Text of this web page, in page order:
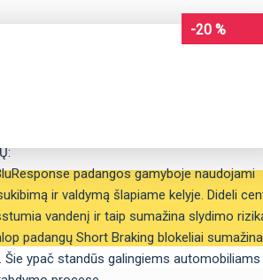
-20 %
padangos gamyboje naudojami
ir valdymą šlapiame kelyje. Dideli
vandenį ir taip sumažina slydimo
padangų Short Braking blokeliai sumažina
ypač standūs galingiems